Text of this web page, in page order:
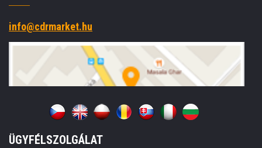
info@cdrmarket.hu
ÜGYFÉLSZOLGÁLAT